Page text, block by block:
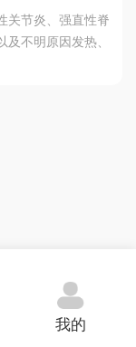
关节炎、强直性脊
不明原因发热、
我的